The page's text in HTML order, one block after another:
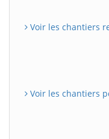
Voir les chantiers
Voir les chantiers